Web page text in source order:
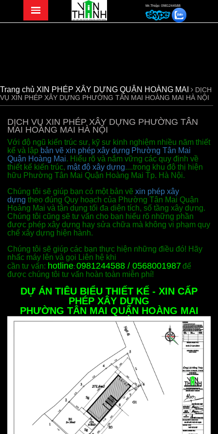
Mr.Thiệp: 0981244588
Trang chủ XIN PHÉP XÂY DỰNG QUẬN HOÀNG MAI
DỊCH
VỤ XIN PHÉP XÂY DỰNG PHƯỜNG TÂN MAI HOÀNG MAI HÀ NỘI
DỊCH VỤ XIN PHÉP XÂY DỰNG PHƯỜNG TÂN
MAI HOÀNG MAI HÀ NỘI
Với độ ngũ kiến trúc sư, kỹ sư kinh nghiệm nhiều năm thiết
kế và lập bản vẽ xin phép xây dựng Phường Tân Mai
Quận Hoàng Mai. Hiểu rõ và nắm vững các quy định về
thiết kế kiến trúc, mật độ xây dựng....trong khu đô thị hiện
hữu Phường Tân Mai Quận Hoàng Mai Tp. Hà Nội.
Chúng tôi sẽ giúp bạn có một bản vẽ xin phép xây
dựng theo đúng Quy hoạch của Phường Tân Mai Quận
Hoàng Mai và tận dụng tối đa diện tích, số tầng xây dựng.
Chúng tôi cũng sẽ tư vấn cho bạn hiểu rõ những phần
được phép xây dựng hay sửa chữa mà không vi phạm quy
chế xây dựng hiện hành.
Chúng tôi sẽ giúp các bạn thực hiện những điều đó! Hãy
nhấc máy lên và gọi Liên hệ khi
cần tư vấn: hotline: 0981244588 / 0568001987để
được chúng tôi tư vấn hoàn toàn miễn phí!
DỰ ÁN TIÊU BIỂU THIẾT KẾ - XIN CẤP
PHÉP XÂY DỰNG
PHƯỜNG TÂN MAI QUẬN HOÀNG MAI